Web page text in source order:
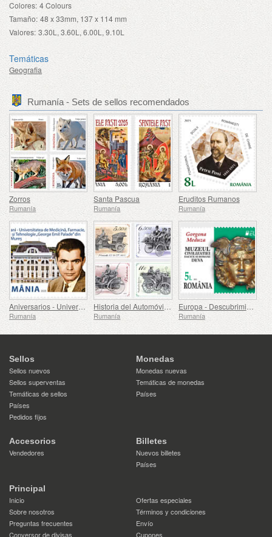
Colores: 4 Colours
Tamaño: 48 x 33mm, 137 x 114 mm
Valores: 3.30L, 3.60L, 6.00L, 9.10L
Temáticas
Geografia
Rumanía - Sets de sellos recomendados
Zorros
Rumanía
Santa Pascua
Rumanía
Eruditos Rumanos
Rumanía
Aniversarios - Universidad de Medicina, Farmacia, Ciencia y Tecnología George Emil Palade de Targu Mures
Rumanía
Historia del Automóvil (II)
Rumanía
Europa - Descubrimientos Arqueológicos Nacionales
Rumanía
Sellos
Sellos nuevos
Sellos superventas
Temáticas de sellos
Países
Pedidos fijos
Monedas
Monedas nuevas
Temáticas de monedas
Países
Accesorios
Vendedores
Billetes
Nuevos billetes
Países
Principal
Inicio
Ofertas especiales
Sobre nosotros
Términos y condiciones
Preguntas frecuentes
Envío
Conversor de divisas
Cupones